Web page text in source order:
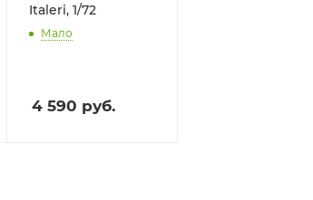
Italeri, 1/72
Мало
4 590 руб.